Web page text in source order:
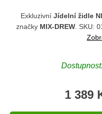
Exkluzivní Jídelní židle
značky MIX-DREW. SKU:
1 389